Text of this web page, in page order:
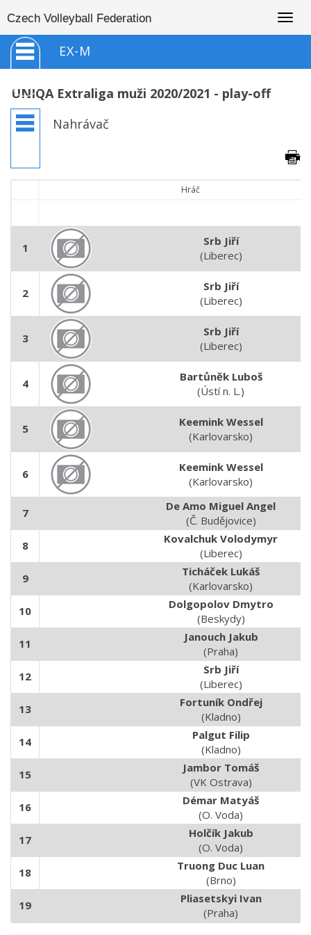
Czech Volleyball Federation
EX-M
UNIQA Extraliga muži 2020/2021 - play-off
Nahrávač
Hráč
1
Srb Jiří
(Liberec)
2
Srb Jiří
(Liberec)
3
Srb Jiří
(Liberec)
4
Bartůněk Luboš
(Ústí n. L.)
5
Keemink Wessel
(Karlovarsko)
6
Keemink Wessel
(Karlovarsko)
7
De Amo Miguel Angel
(Č. Budějovice)
8
Kovalchuk Volodymyr
(Liberec)
9
Ticháček Lukáš
(Karlovarsko)
10
Dolgopolov Dmytro
(Beskydy)
11
Janouch Jakub
(Praha)
12
Srb Jiří
(Liberec)
13
Fortuník Ondřej
(Kladno)
14
Palgut Filip
(Kladno)
15
Jambor Tomáš
(VK Ostrava)
16
Démar Matyáš
(O. Voda)
17
Holčík Jakub
(O. Voda)
18
Truong Duc Luan
(Brno)
19
Pliasetskyi Ivan
(Praha)